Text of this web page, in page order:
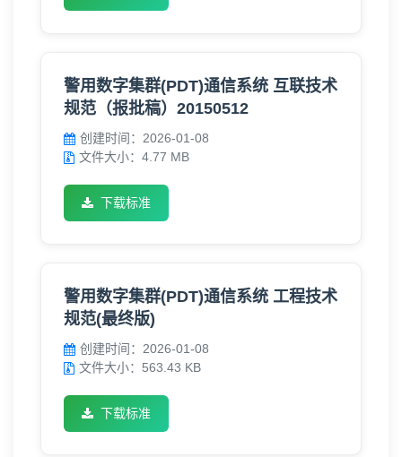
警用数字集群(PDT)通信系统 互联技术
规范（报批稿）20150512
创建时间：2026-01-08
文件大小：4.77 MB
下载标准
警用数字集群(PDT)通信系统 工程技术
规范(最终版)
创建时间：2026-01-08
文件大小：563.43 KB
下载标准